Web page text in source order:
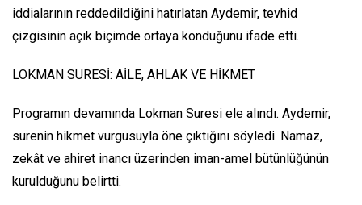
iddialarının reddedildiğini hatırlatan Aydemir, tevhid
çizgisinin açık biçimde ortaya konduğunu ifade etti.
LOKMAN SURESİ: AİLE, AHLAK VE HİKMET
Programın devamında Lokman Suresi ele alındı. Aydemir,
surenin hikmet vurgusuyla öne çıktığını söyledi. Namaz,
zekât ve ahiret inancı üzerinden iman-amel bütünlüğünün
kurulduğunu belirtti.